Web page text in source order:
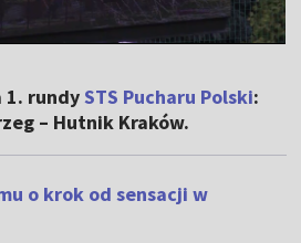
1. rundySTS Pucharu Polski:
– Hutnik Kraków.
o krok od sensacji w